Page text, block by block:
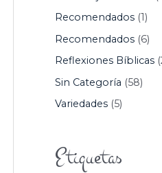
Recomendados(1)
Recomendados(6)
Reflexiones Bíblicas
Sin Categoría (58)
Variedades(5)
Etiquetas